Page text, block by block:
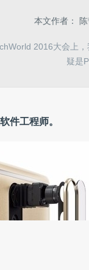
本文作者：
2016大会上
疑是
件工程师。